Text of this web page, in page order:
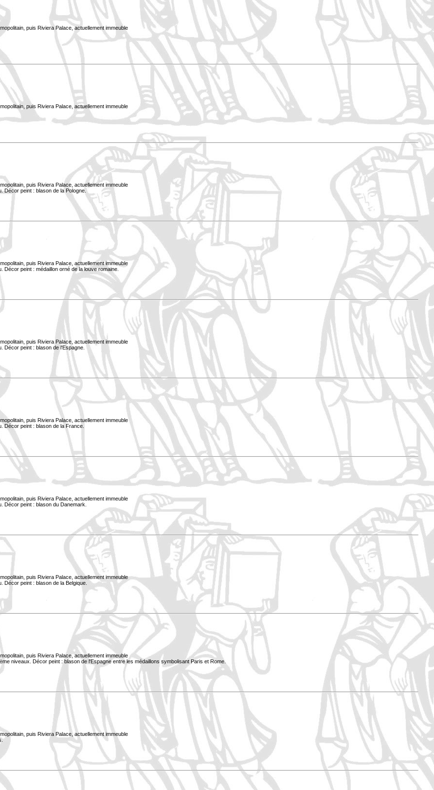
puis Riviera Palace, actuellement immeuble
puis Riviera Palace, actuellement immeuble
puis Riviera Palace, actuellement immeuble
Décor peint : blason de la Pologne.
puis Riviera Palace, actuellement immeuble
Décor peint : médaillon orné de la louve romaine.
puis Riviera Palace, actuellement immeuble
Décor peint : blason de l'Espagne.
puis Riviera Palace, actuellement immeuble
Décor peint : blason de la France.
puis Riviera Palace, actuellement immeuble
Décor peint : blason du Danemark.
puis Riviera Palace, actuellement immeuble
Décor peint : blason de la Belgique.
puis Riviera Palace, actuellement immeuble
niveaux. Décor peint : blason de l'Espagne entre les médaillons symbolisant Paris et Rome.
puis Riviera Palace, actuellement immeuble